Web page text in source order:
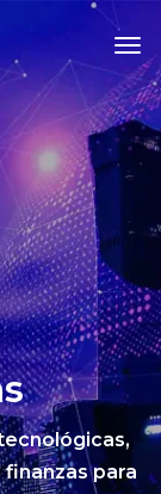
para